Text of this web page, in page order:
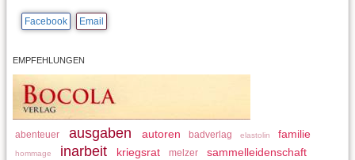
Facebook Email
EMPFEHLUNGEN
abenteuer ausgaben autoren badverlag elastolin familie
hommage inarbeit kriegsrat melzer sammelleidenschaft